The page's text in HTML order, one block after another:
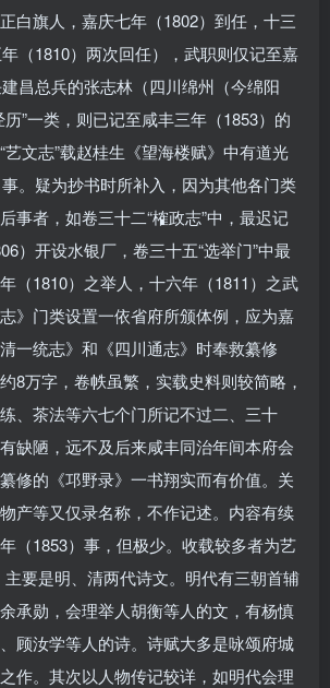
白旗人，嘉庆七年（1802）到任，十三
（1810）两次回任），武职则仅记至嘉
昌总兵的张志林（四川绵州（今绵阳
”一类，则已记至咸丰三年（1853）的
艺文志”载赵桂生《望海楼赋》中有道光
。疑为抄书时所补入，因为其他各门类
事者，如卷三十二“榷政志”中，最迟记
）开设水银厂，卷三十五“选举门”中最
（1810）之举人，十六年（1811）之武
》门类设置一依省府所颁体例，应为嘉
一统志》和《四川通志》时奉救纂修
8万字，卷帙虽繁，实载史料则较简略，
、茶法等六七个门所记不过二、三十
缺陋，远不及后来咸丰同治年间本府会
修的《邛野录》一书翔实而有价值。关
产等又仅录名称，不作记述。内容有续
（1853）事，但极少。收载较多者为艺
要是明、清两代诗文。明代有三朝首辅
承勋，会理举人胡衡等人的文，有杨慎
、顾汝学等人的诗。诗赋大多是咏颂府城
作。其次以人物传记较详，如明代会理